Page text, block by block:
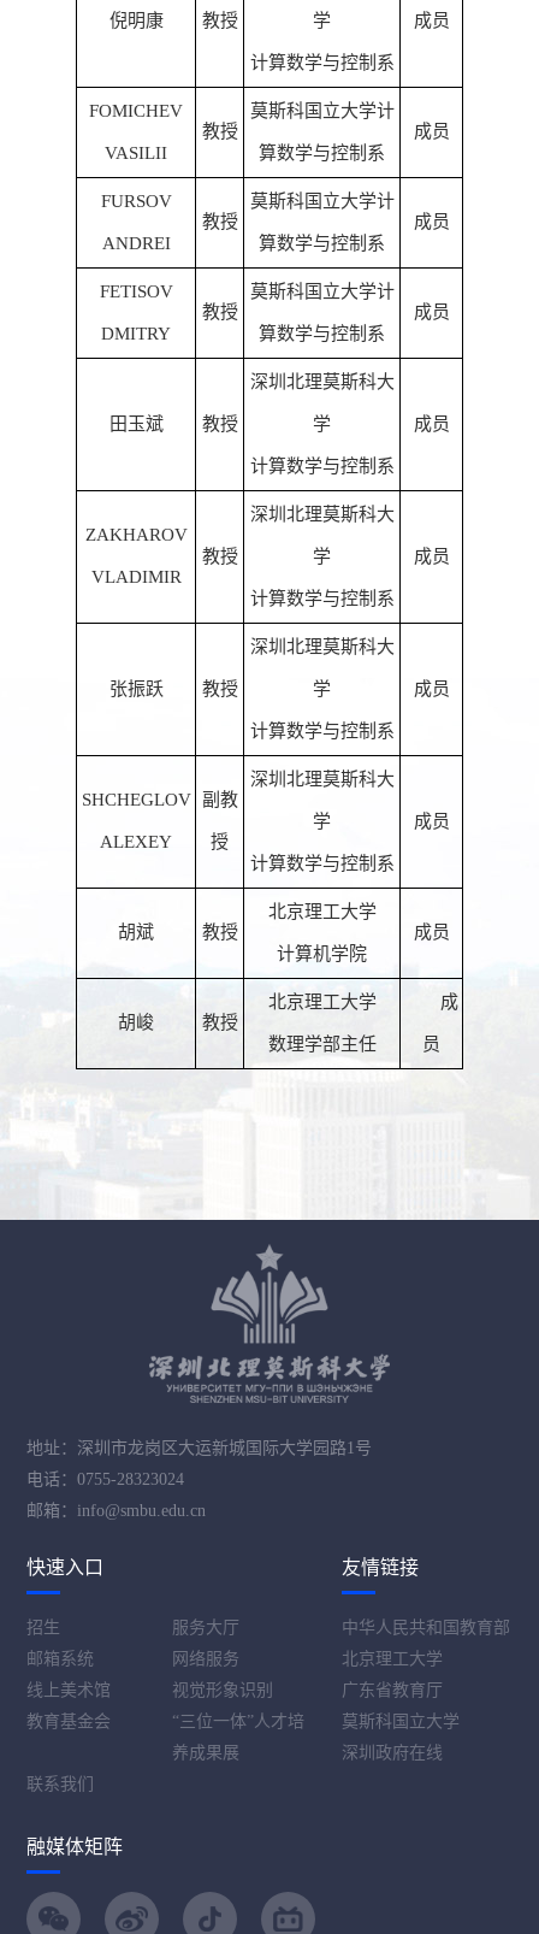
倪明康 教授 学
计算数学与控制系
成员
FOMICHEV
VASILII
教授
莫斯科国立大学计
算数学与控制系
成员
FURSOV
ANDREI
教授
莫斯科国立大学计
算数学与控制系
成员
FETISOV
DMITRY
教授
莫斯科国立大学计
算数学与控制系
成员
田玉斌 教授
深圳北理莫斯科大
学
计算数学与控制系
成员
ZAKHAROV
VLADIMIR
教授
深圳北理莫斯科大
学
计算数学与控制系
成员
张振跃 教授
深圳北理莫斯科大
学
计算数学与控制系
成员
SHCHEGLOV
ALEXEY
副教
授
深圳北理莫斯科大
学
计算数学与控制系
成员
胡斌 教授
北京理工大学
计算机学院
成员
胡峻 教授
北京理工大学
数理学部主任
成
员
地址：深圳市龙岗区大运新城国际大学园路1号
电话：0755-28323024
邮箱：info@smbu.edu.cn
快速入口
招生
服务大厅
邮箱系统
网络服务
线上美术馆
视觉形象识别
教育基金会
“三位一体”人才培
养成果展
联系我们
友情链接
中华人民共和国教育部
北京理工大学
广东省教育厅
莫斯科国立大学
深圳政府在线
融媒体矩阵